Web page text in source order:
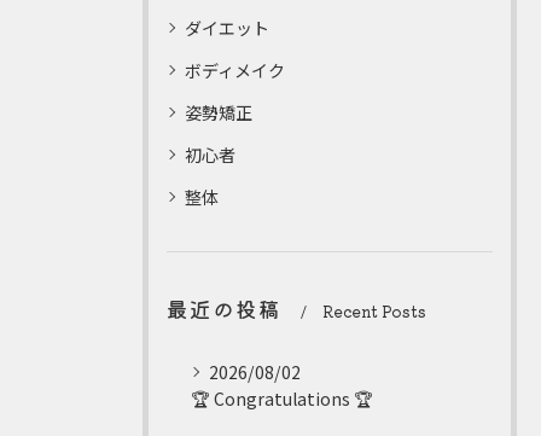
ダイエット
ボディメイク
姿勢矯正
初心者
整体
最近の投稿 Recent Posts
2026/08/02
🏆 Congratulations 🏆